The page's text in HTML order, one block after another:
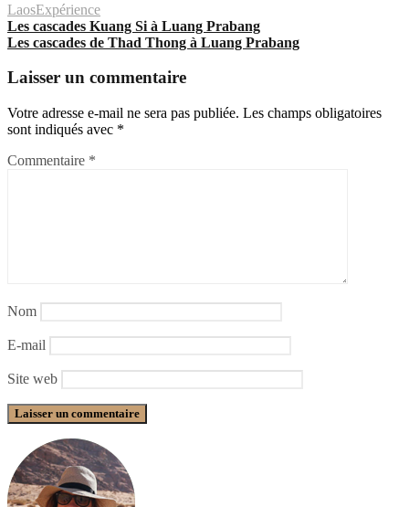
LaosExpérience
Navigation
de
l’article
Les cascades Kuang Si à Luang Prabang
Les cascades de Thad Thong à Luang Prabang
Laisser un commentaire
Votre adresse e-mail ne sera pas publiée. Les champs obligatoires
sont indiqués avec *
Commentaire *
Nom
E-mail
Site web